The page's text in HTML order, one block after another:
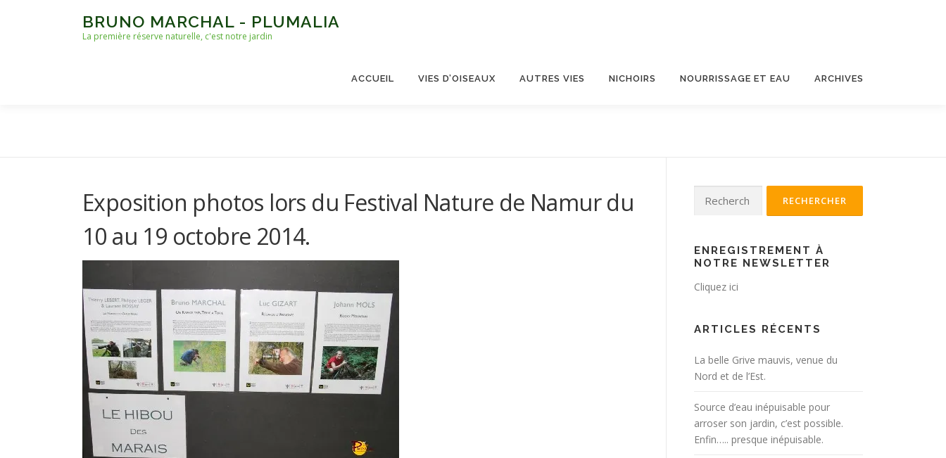
BRUNO MARCHAL - PLUMALIA
La première réserve naturelle, c'est notre jardin
ACCUEIL VIES D’OISEAUX AUTRES VIES NICHOIRS NOURRISSAGE ET EAU ARCHIVES
Exposition photos lors du Festival Nature de Namur du
10 au 19 octobre 2014.
ENREGISTREMENT À
NOTRE NEWSLETTER
Cliquez ici
ARTICLES RÉCENTS
La belle Grive mauvis, venue du
Nord et de l’Est.
Source d’eau inépuisable pour
arroser son jardin, c’est possible.
Enfin….. presque inépuisable.